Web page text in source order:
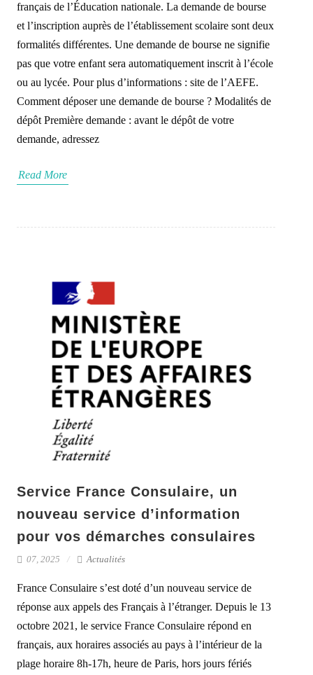
français de l’Éducation nationale. La demande de bourse
et l’inscription auprès de l’établissement scolaire sont deux
formalités différentes. Une demande de bourse ne signifie
pas que votre enfant sera automatiquement inscrit à l’école
ou au lycée. Pour plus d’informations : site de l’AEFE.
Comment déposer une demande de bourse ? Modalités de
dépôt Première demande : avant le dépôt de votre
demande, adressez
Read More
Service France Consulaire, un
nouveau service d’information
pour vos démarches consulaires
07, 2025 Actualités
France Consulaire s’est doté d’un nouveau service de
réponse aux appels des Français à l’étranger. Depuis le 13
octobre 2021, le service France Consulaire répond en
français, aux horaires associés au pays à l’intérieur de la
plage horaire 8h-17h, heure de Paris, hors jours fériés